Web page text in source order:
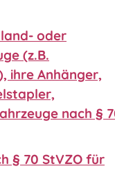
oder
(z.B.
ihre Anhänger,
nach §
§ 70 StVZO für